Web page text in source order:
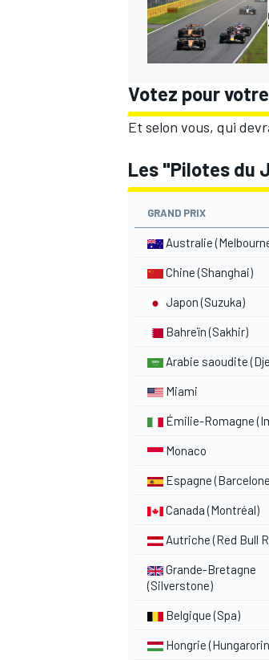
Votez pour
Et selon vous, qui
Les "Pilotes du
GRAND PRIX
Australie
Chine (Shanghai)
Japon (Suzuka)
Bahreïn (Sakhir)
Arabie saoudite
Miami
Émilie-Romagne
Monaco
Espagne
Canada (Montréal)
Autriche (Red Bull
Grande-Bretagne
(Silverstone)
Belgique (Spa)
Hongrie